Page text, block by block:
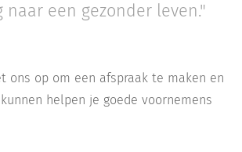
naar een gezonder leven."
ons op om een afspraak te maken en
helpen je goede voornemens